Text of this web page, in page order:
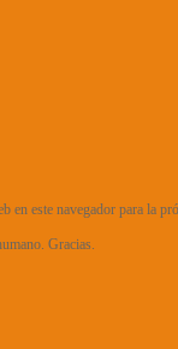
este navegador para la
Gracias.